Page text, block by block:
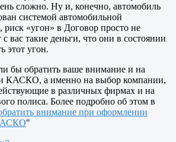
сложно. Ну и, конечно, автомобиль
системой автомобильной
риск «угон» в Договор просто не
вас такие деньги, что они в состоянии
этот угон.
бы обратить ваше внимание и на
КАСКО, а именно на выбор компании,
в различных фирмах и на
полиса. Более подробно об этом в
внимание при оформлении
"